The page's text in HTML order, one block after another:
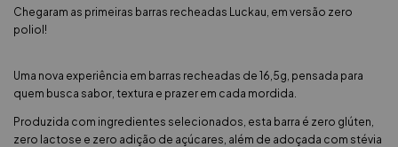
Chegaram as primeiras barras recheadas Luckau, em versão zero
poliol!
Uma nova experiência em barras recheadas de 16,5g, pensada para
quem busca sabor, textura e prazer em cada mordida.
Produzida com ingredientes selecionados, esta barra é zero glúten,
zero lactose e zero adição de açúcares, além de adoçada com stévia